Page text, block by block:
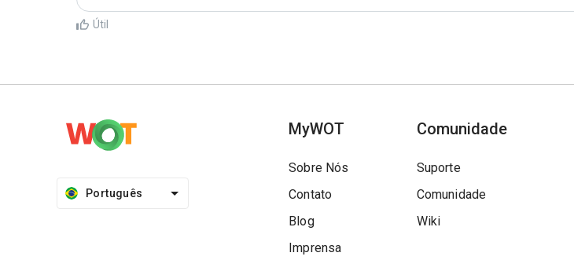
Útil
Português
MyWOT
Sobre Nós
Contato
Blog
Imprensa
Comunidade
Suporte
Comunidade
Wiki